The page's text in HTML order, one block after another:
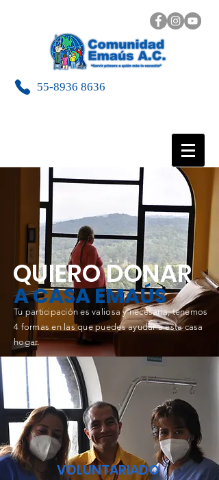
55-8936 8636
QUIERO DONAR
Tu participación es valiosa y necesaria, tenemos
4 formas en las que puedes ayudar a esta casa
hogar.
A CASA EMAÚS
VOLUNTARIADO